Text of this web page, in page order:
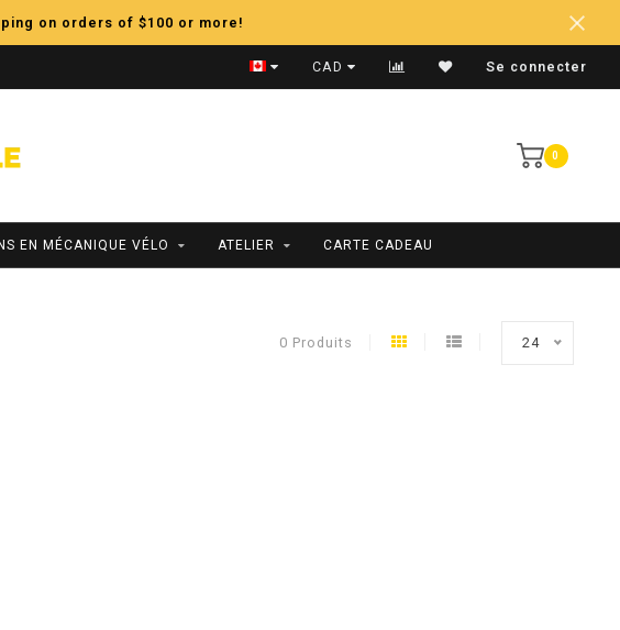
on orders of $100 or more!
Expédition Rapide
CAD Se connecter
0
EN MÉCANIQUE VÉLO ATELIER CARTE CADEAU
0 Produits 24